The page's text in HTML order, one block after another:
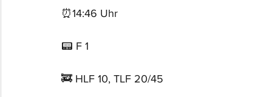
⏰14:46 Uhr
📟 F 1
🚒 HLF 10, TLF 20/45